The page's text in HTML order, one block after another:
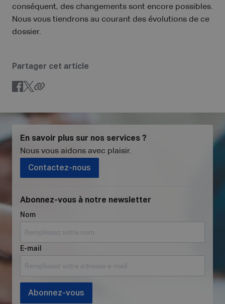
conséquent, des changements sont encore possibles.
Nous vous tiendrons au courant des évolutions de ce
dossier.
Partager cet article
En savoir plus sur nos services ?
Nous vous aidons avec plaisir.
Contactez-nous
Abonnez-vous à notre newsletter
Nom
E-mail
Abonnez-vous